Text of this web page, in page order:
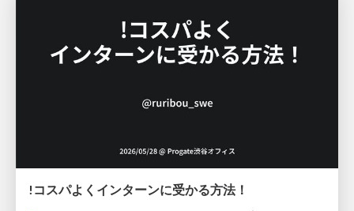
!コスパよくインターンに受かる方法！